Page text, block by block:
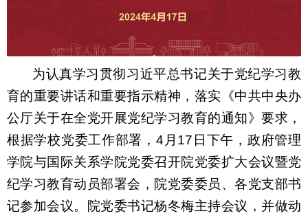
为认真学习贯彻习近平总书记关于党纪学习教
育的重要讲话和重要指示精神，落实《中共中央办
公厅关于在全党开展党纪学习教育的通知》要求，
根据学校党委工作部署， 4 月 17 日下午，政府管理
学院与国际关系学院党委召开院党委扩大会议暨党
纪学习教育动员部署会，院党委委员、各党支部书
记参加会议。院党委书记杨冬梅主持会议，并做动